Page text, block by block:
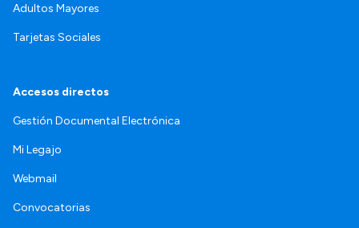
Adultos Mayores
Tarjetas Sociales
Accesos directos
Gestión Documental Electrónica
Mi Legajo
Webmail
Convocatorias